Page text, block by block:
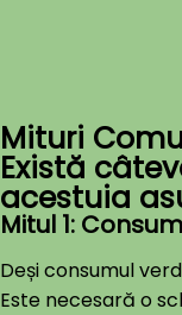
Mituri
Există
acestuia
Mitul 1:
Deși consumul
Este necesară o